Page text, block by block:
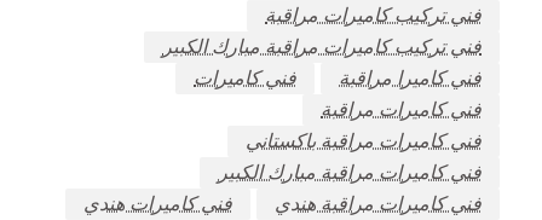
فني تركيب كاميرات مراقبة
فني تركيب كاميرات مراقبة مبارك الكبير
فني كاميرا مراقبة
فني كاميرات
فني كاميرات مراقبة
فني كاميرات مراقبة باكستاني
فني كاميرات مراقبة مبارك الكبير
فني كاميرات مراقبة هندي
فني كاميرات هندي